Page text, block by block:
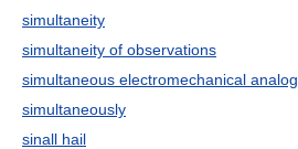
simultaneity
simultaneity of observations
simultaneous electromechanical analog
simultaneously
sinall hail